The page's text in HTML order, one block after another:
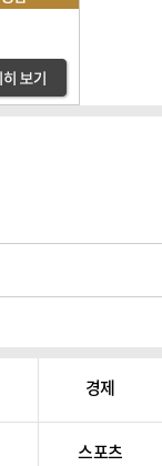
경제
스포츠